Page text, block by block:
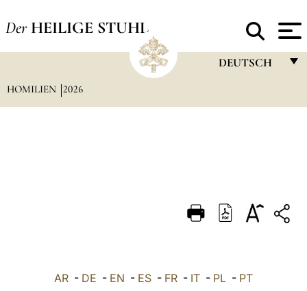
Der HEILIGE STUHL
DEUTSCH
DEUTSCH
العربيّة
HOMILIEN 2026
AR - DE - EN - ES - FR - IT - PL - PT